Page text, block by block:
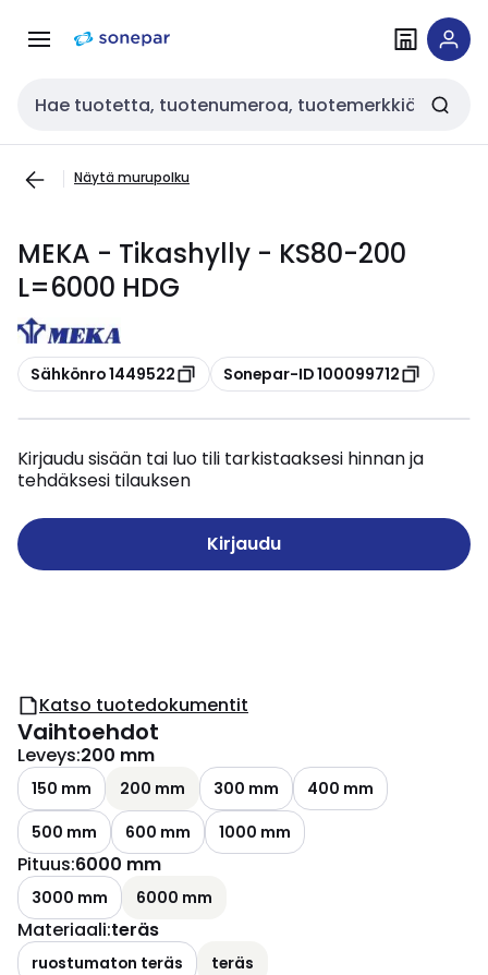
navigointiinsisältöön
Haku
Näytä murupolku
MEKA - Tikashylly - KS80-200
L=6000 HDG
Kopioi
Sähkönro 1449522 Kopioi
Sonepar-ID 100099712
Kirjaudu sisään tai luo tili tarkistaaksesi hinnan ja
tehdäksesi tilauksen
Kirjaudu
Katso tuotedokumentit
Vaihtoehdot
Leveys:200 mm
150 mm 200 mm 300 mm
400 mm
500 mm
600 mm 1000 mm
Pituus:6000 mm
3000 mm 6000 mm
Materiaali:teräs
ruostumaton teräs teräs